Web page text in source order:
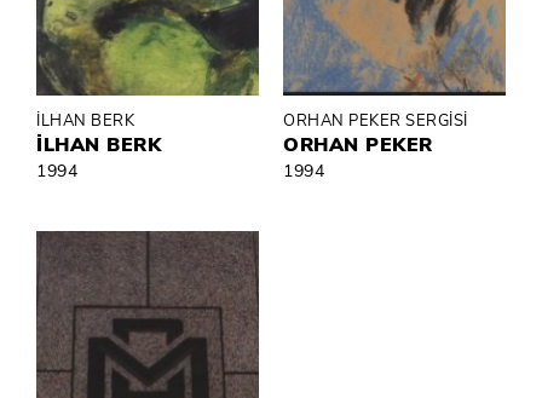
İLHAN BERK
İLHAN BERK
1994
ORHAN PEKER SERGİSİ
ORHAN PEKER
1994